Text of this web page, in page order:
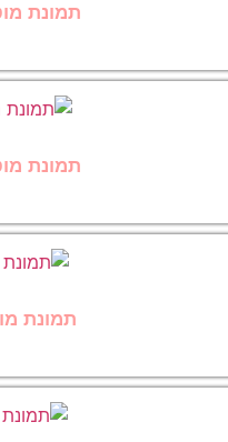
תמונת
תמונת
תמונת